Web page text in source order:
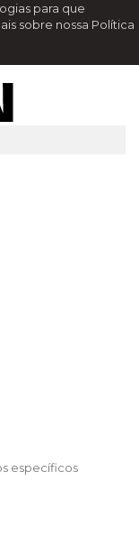
para que
sobre nossa Política
específicos